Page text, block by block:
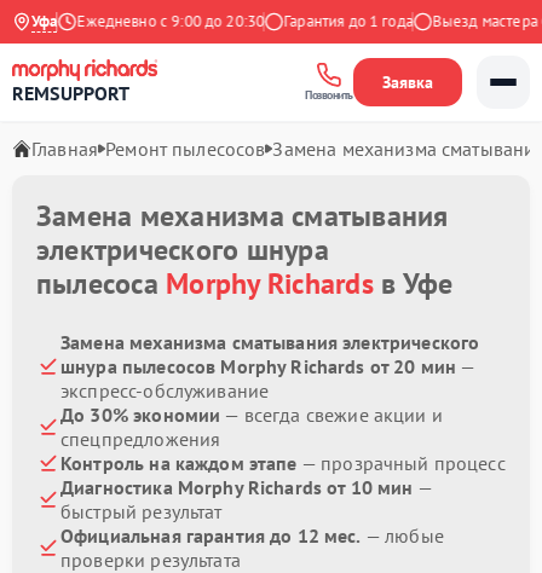
УфаЕжедневно с 9:00 до 20:30 Гарантия до 1 года Выезд мастера
REMSUPPORT Позвонить
Заявка
Главная Ремонт пылесосов Замена механизма
Замена механизма сматывания
электрического шнура
пылесоса Morphy Richardsв Уфе
Замена механизма сматывания электрического
шнура пылесосов Morphy Richards от 20 мин —
экспресс-обслуживание
До 30% экономии — всегда свежие акции и
спецпредложения
Контроль на каждом этапе — прозрачный процесс
Диагностика Morphy Richards от 10 мин —
быстрый результат
Официальная гарантия до 12 мес. — любые
проверки результата